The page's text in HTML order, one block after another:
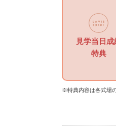
見学当日成
特典
※特典内容は各式場